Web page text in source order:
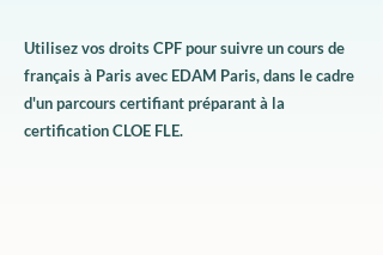
Utilisez vos droits CPF pour suivre un cours de
français à Paris avec EDAM Paris, dans le cadre
d'un parcours certifiant préparant à la
certification CLOE FLE.